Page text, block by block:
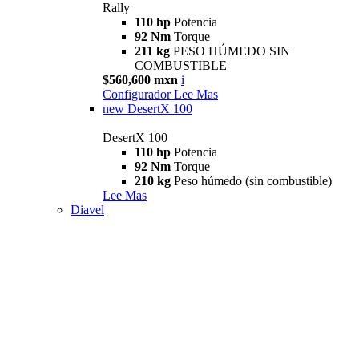
Rally
110 hp Potencia
92 Nm Torque
211 kg PESO HÚMEDO SIN
COMBUSTIBLE
$560,600 mxn i
Configurador Lee Mas
new DesertX 100
DesertX 100
110 hp Potencia
92 Nm Torque
210 kg Peso húmedo (sin combustible)
Lee Mas
Diavel